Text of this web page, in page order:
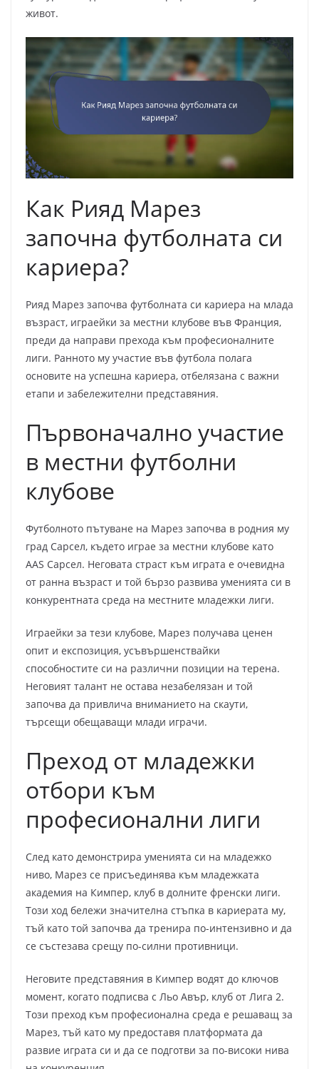
живот.
Как Рияд Марез
започна футболната си
кариера?
Рияд Марез започва футболната си кариера на млада
възраст, играейки за местни клубове във Франция,
преди да направи прехода към професионалните
лиги. Ранното му участие във футбола полага
основите на успешна кариера, отбелязана с важни
етапи и забележителни представяния.
Първоначално участие
в местни футболни
клубове
Футболното пътуване на Марез започва в родния му
град Сарсел, където играе за местни клубове като
AAS Сарсел. Неговата страст към играта е очевидна
от ранна възраст и той бързо развива уменията си в
конкурентната среда на местните младежки лиги.
Играейки за тези клубове, Марез получава ценен
опит и експозиция, усъвършенствайки
способностите си на различни позиции на терена.
Неговият талант не остава незабелязан и той
започва да привлича вниманието на скаути,
търсещи обещаващи млади играчи.
Преход от младежки
отбори към
професионални лиги
След като демонстрира уменията си на младежко
ниво, Марез се присъединява към младежката
академия на Кимпер, клуб в долните френски лиги.
Този ход бележи значителна стъпка в кариерата му,
тъй като той започва да тренира по-интензивно и да
се състезава срещу по-силни противници.
Неговите представяния в Кимпер водят до ключов
момент, когато подписва с Льо Авър, клуб от Лига 2.
Този преход към професионална среда е решаващ за
Марез, тъй като му предоставя платформата да
развие играта си и да се подготви за по-високи нива